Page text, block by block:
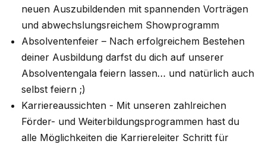
neuen Auszubildenden mit spannenden Vorträgen
und abwechslungsreichem Showprogramm
Absolventenfeier – Nach erfolgreichem Bestehen
deiner Ausbildung darfst du dich auf unserer
Absolventengala feiern lassen… und natürlich auch
selbst feiern ;)
Karriereaussichten - Mit unseren zahlreichen
Förder- und Weiterbildungsprogrammen hast du
alle Möglichkeiten die Karriereleiter Schritt für